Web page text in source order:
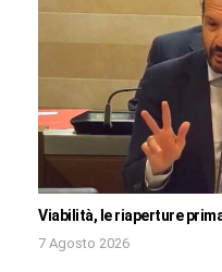
Viabilità, le riaperture
7 Agosto 2026